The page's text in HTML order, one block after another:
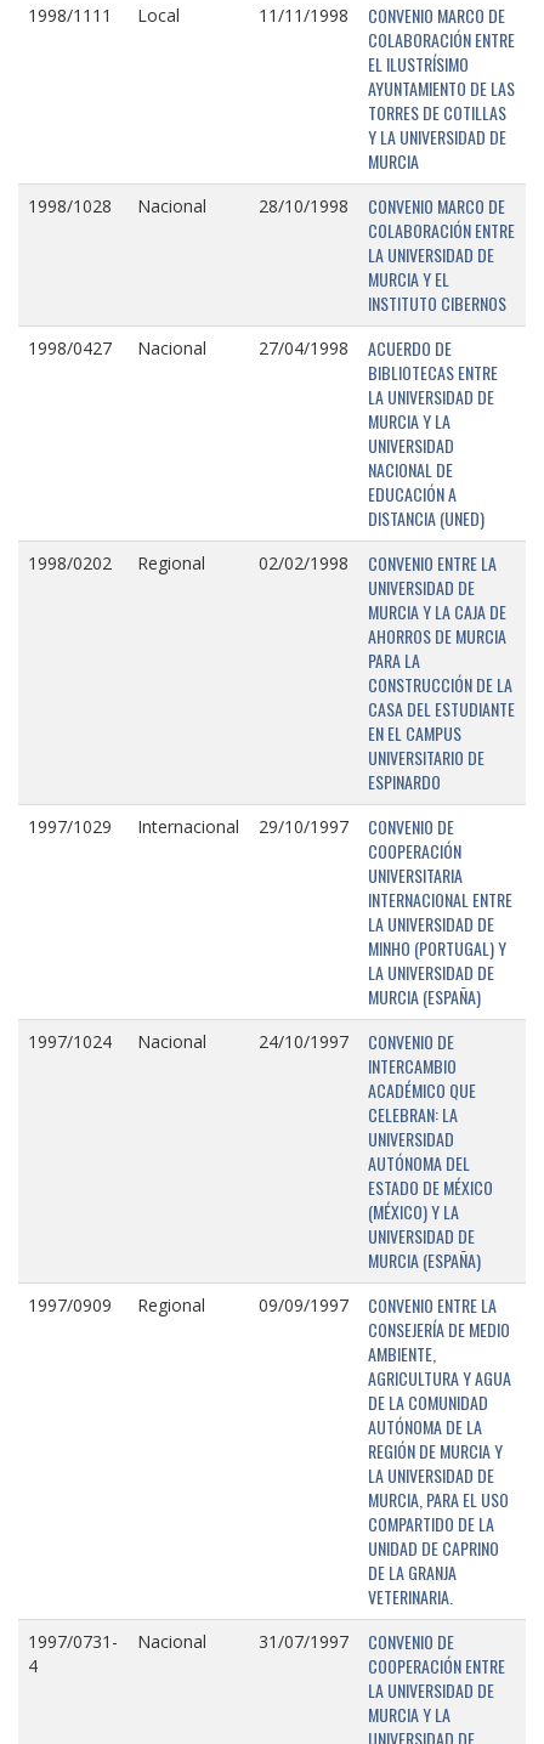
1998/1111 Local 11/11/1998
CONVENIO MARCO DE
COLABORACIÓN ENTRE
EL ILUSTRÍSIMO
AYUNTAMIENTO DE LAS
TORRES DE COTILLAS
Y LA UNIVERSIDAD DE
MURCIA
1998/1028 Nacional 28/10/1998
CONVENIO MARCO DE
COLABORACIÓN ENTRE
LA UNIVERSIDAD DE
MURCIA Y EL
INSTITUTO CIBERNOS
1998/0427 Nacional 27/04/1998
ACUERDO DE
BIBLIOTECAS ENTRE
LA UNIVERSIDAD DE
MURCIA Y LA
UNIVERSIDAD
NACIONAL DE
EDUCACIÓN A
DISTANCIA (UNED)
1998/0202 Regional 02/02/1998
CONVENIO ENTRE LA
UNIVERSIDAD DE
MURCIA Y LA CAJA DE
AHORROS DE MURCIA
PARA LA
CONSTRUCCIÓN DE LA
CASA DEL ESTUDIANTE
EN EL CAMPUS
UNIVERSITARIO DE
ESPINARDO
1997/1029 Internacional 29/10/1997
CONVENIO DE
COOPERACIÓN
UNIVERSITARIA
INTERNACIONAL ENTRE
LA UNIVERSIDAD DE
MINHO (PORTUGAL) Y
LA UNIVERSIDAD DE
MURCIA (ESPAÑA)
1997/1024 Nacional 24/10/1997
CONVENIO DE
INTERCAMBIO
ACADÉMICO QUE
CELEBRAN: LA
UNIVERSIDAD
AUTÓNOMA DEL
ESTADO DE MÉXICO
(MÉXICO) Y LA
UNIVERSIDAD DE
MURCIA (ESPAÑA)
1997/0909 Regional 09/09/1997
CONVENIO ENTRE LA
CONSEJERÍA DE MEDIO
AMBIENTE,
AGRICULTURA Y AGUA
DE LA COMUNIDAD
AUTÓNOMA DE LA
REGIÓN DE MURCIA Y
LA UNIVERSIDAD DE
MURCIA, PARA EL USO
COMPARTIDO DE LA
UNIDAD DE CAPRINO
DE LA GRANJA
VETERINARIA.
1997/0731-
4
Nacional 31/07/1997
CONVENIO DE
COOPERACIÓN ENTRE
LA UNIVERSIDAD DE
MURCIA Y LA
UNIVERSIDAD DE